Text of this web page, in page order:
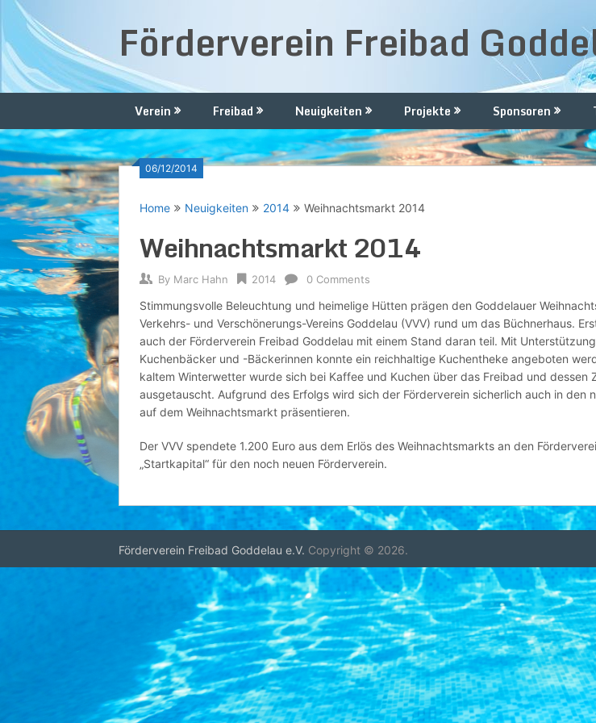
Skip
content
Förderverein Freibad
Verein Freibad Neuigkeiten Projekte Sponsoren
06/12/2014
Home Neuigkeiten 2014 Weihnachtsmarkt 2014
Weihnachtsmarkt 2014
By Marc Hahn 2014 0 Comments
Stimmungsvolle Beleuchtung und heimelige Hütten prägen den Goddelauer
Verkehrs- und Verschönerungs-Vereins Goddelau (VVV) rund um das Büchnerhaus.
auch der Förderverein Freibad Goddelau mit einem Stand daran teil. Mit
Kuchenbäcker und -Bäckerinnen konnte ein reichhaltige Kuchentheke angeboten
kaltem Winterwetter wurde sich bei Kaffee und Kuchen über das Freibad und dessen
ausgetauscht. Aufgrund des Erfolgs wird sich der Förderverein sicherlich auch in den
auf dem Weihnachtsmarkt präsentieren.
Der VVV spendete 1.200 Euro aus dem Erlös des Weihnachtsmarkts an den
„Startkapital“ für den noch neuen Förderverein.
Förderverein Freibad Goddelau e.V. Copyright © 2026.